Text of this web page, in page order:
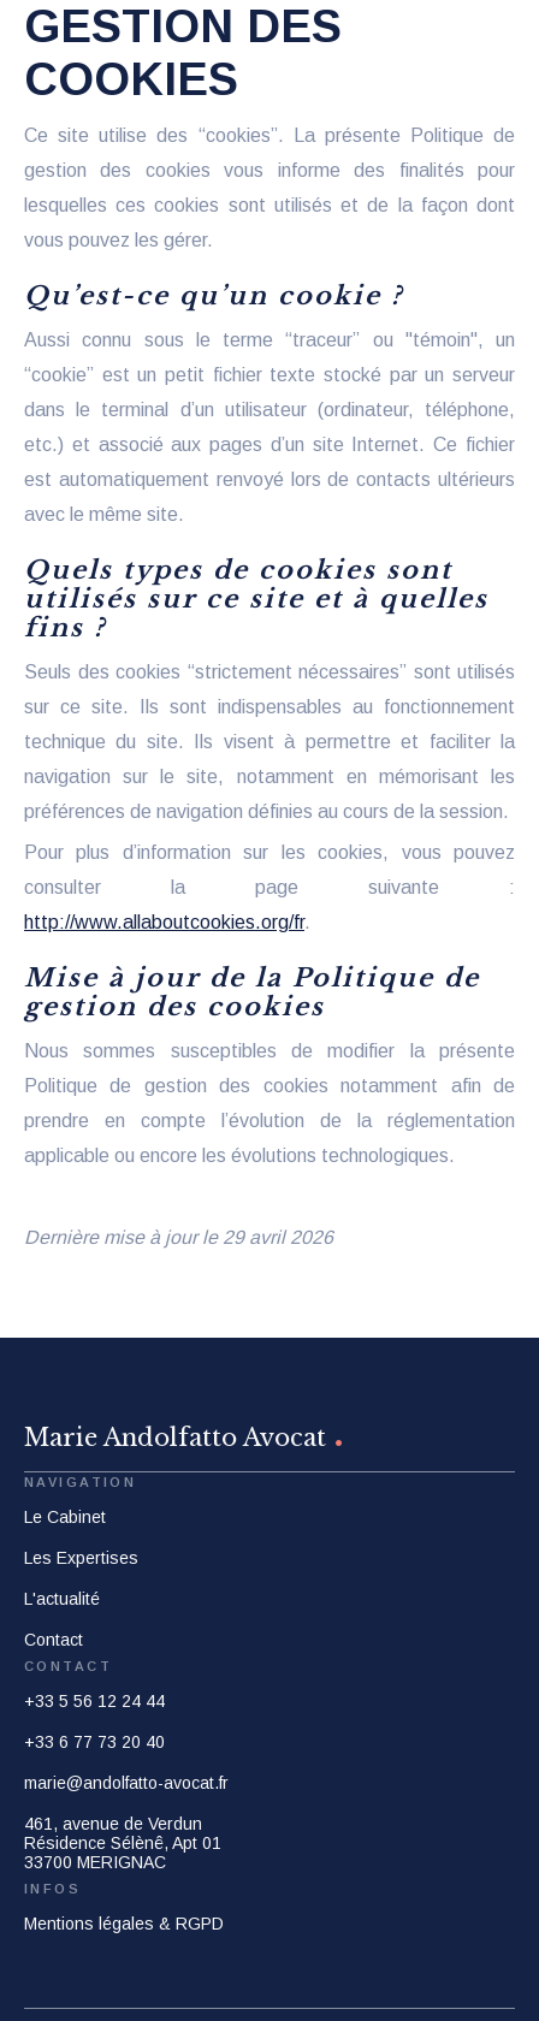
GESTION DES
COOKIES
Ce site utilise des “cookies”. La présente Politique de
gestion des cookies vous informe des finalités pour
lesquelles ces cookies sont utilisés et de la façon dont
vous pouvez les gérer.
Qu’est-ce qu’un cookie ?
Aussi connu sous le terme “traceur” ou "témoin", un
“cookie” est un petit fichier texte stocké par un serveur
dans le terminal d’un utilisateur (ordinateur, téléphone,
etc.) et associé aux pages d’un site Internet. Ce fichier
est automatiquement renvoyé lors de contacts ultérieurs
avec le même site.
Quels types de cookies sont
utilisés sur ce site et à quelles
fins ?
Seuls des cookies “strictement nécessaires” sont utilisés
sur ce site. Ils sont indispensables au fonctionnement
technique du site. Ils visent à permettre et faciliter la
navigation sur le site, notamment en mémorisant les
préférences de navigation définies au cours de la session.
Pour plus d’information sur les cookies, vous pouvez
consulter la page suivante :
http://www.allaboutcookies.org/fr.
Mise à jour de la Politique de
gestion des cookies
Nous sommes susceptibles de modifier la présente
Politique de gestion des cookies notamment afin de
prendre en compte l’évolution de la réglementation
applicable ou encore les évolutions technologiques.
Dernière mise à jour le 29 avril 2026
Marie Andolfatto Avocat .
NAVIGATION
Le Cabinet
Les Expertises
L'actualité
Contact
CONTACT
+33 5 56 12 24 44
+33 6 77 73 20 40
marie@andolfatto-avocat.fr
461, avenue de Verdun
Résidence Sélènê, Apt 01
33700 MERIGNAC
INFOS
Mentions légales & RGPD